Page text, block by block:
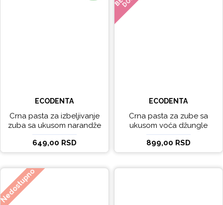
ECODENTA
Crna pasta za izbeljivanje
zuba sa ukusom narandže
Ecodenta 100 ml
649,00 RSD
ECODENTA
Crna pasta za zube sa
ukusom voća džungle
Ecodenta 75 ml
899,00 RSD